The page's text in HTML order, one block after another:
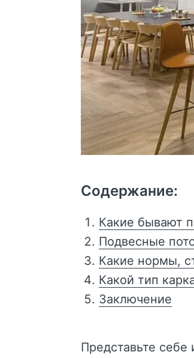
Содержание:
Какие бывают
Подвесные
Какие нормы,
Какой тип
Заключение
Представьте